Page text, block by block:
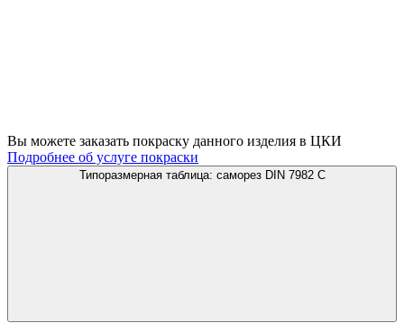
Вы можете заказать покраску данного изделия в ЦКИ
Подробнее об услуге покраски
Типоразмерная таблица: саморез DIN 7982 C